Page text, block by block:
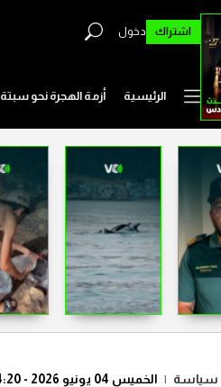
اشتراك دخول
الرئيسية أزمة الهجرة نحو سبتة
سياسة | الخميس 04 يونيو 2026 - 14:20